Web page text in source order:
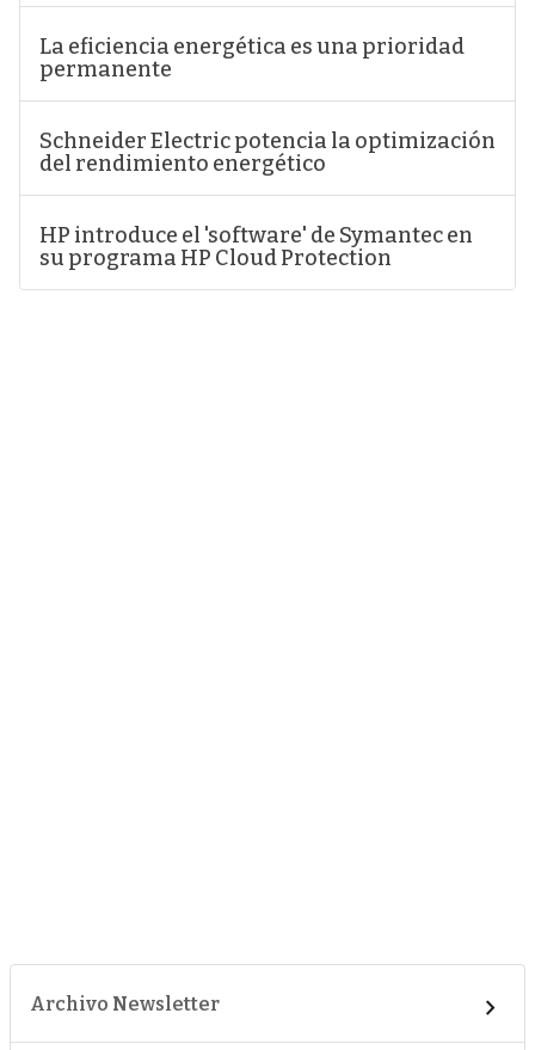
La eficiencia energética es una prioridad
permanente
Schneider Electric potencia la optimización
del rendimiento energético
HP introduce el 'software' de Symantec en
su programa HP Cloud Protection
Archivo Newsletter